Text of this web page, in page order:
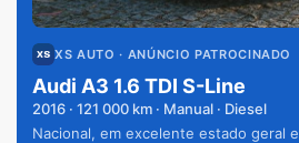
XS AUTO · ANÚNCIO PATROCINADO
Audi A3 1.6 TDI S-Line
2016 · 121 000 km · Manual · Diesel
Nacional, em excelente estado geral